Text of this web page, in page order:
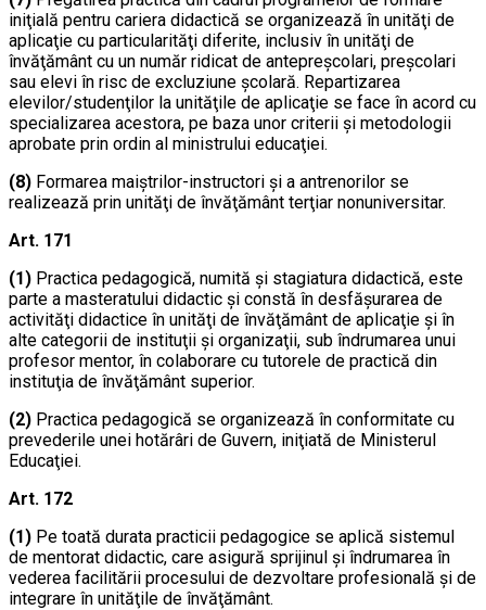
iniţială pentru cariera didactică se organizează în unităţi de
aplicaţie cu particularităţi diferite, inclusiv în unităţi de
învăţământ cu un număr ridicat de antepreşcolari, preşcolari
sau elevi în risc de excluziune şcolară. Repartizarea
elevilor/studenţilor la unităţile de aplicaţie se face în acord cu
specializarea acestora, pe baza unor criterii şi metodologii
aprobate prin ordin al ministrului educaţiei.
(8) Formarea maiştrilor-instructori şi a antrenorilor se
realizează prin unităţi de învăţământ terţiar nonuniversitar.
Art. 171
(1) Practica pedagogică, numită şi stagiatura didactică, este
parte a masteratului didactic şi constă în desfăşurarea de
activităţi didactice în unităţi de învăţământ de aplicaţie şi în
alte categorii de instituţii şi organizaţii, sub îndrumarea unui
profesor mentor, în colaborare cu tutorele de practică din
instituţia de învăţământ superior.
(2) Practica pedagogică se organizează în conformitate cu
prevederile unei hotărâri de Guvern, iniţiată de Ministerul
Educaţiei.
Art. 172
(1) Pe toată durata practicii pedagogice se aplică sistemul
de mentorat didactic, care asigură sprijinul şi îndrumarea în
vederea facilitării procesului de dezvoltare profesională şi de
integrare în unităţile de învăţământ.